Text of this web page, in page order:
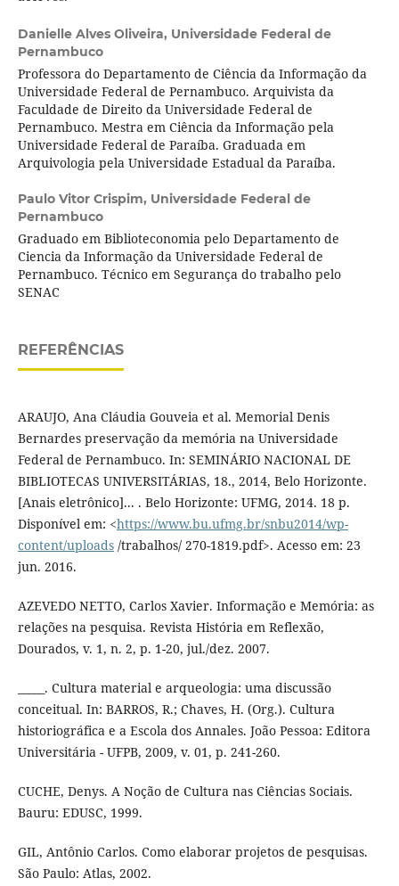
Danielle Alves Oliveira, Universidade Federal de
Pernambuco
Professora do Departamento de Ciência da Informação da
Universidade Federal de Pernambuco. Arquivista da
Faculdade de Direito da Universidade Federal de
Pernambuco. Mestra em Ciência da Informação pela
Universidade Federal de Paraíba. Graduada em
Arquivologia pela Universidade Estadual da Paraíba.
Paulo Vitor Crispim, Universidade Federal de
Pernambuco
Graduado em Biblioteconomia pelo Departamento de
Ciencia da Informação da Universidade Federal de
Pernambuco. Técnico em Segurança do trabalho pelo
SENAC
REFERÊNCIAS
ARAUJO, Ana Cláudia Gouveia et al. Memorial Denis
Bernardes preservação da memória na Universidade
Federal de Pernambuco. In: SEMINÁRIO NACIONAL DE
BIBLIOTECAS UNIVERSITÁRIAS, 18., 2014, Belo Horizonte.
[Anais eletrônico]... . Belo Horizonte: UFMG, 2014. 18 p.
Disponível em: <https://www.bu.ufmg.br/snbu2014/wp-
content/uploads/trabalhos/ 270-1819.pdf>. Acesso em: 23
jun. 2016.
AZEVEDO NETTO, Carlos Xavier. Informação e Memória: as
relações na pesquisa. Revista História em Reflexão,
Dourados, v. 1, n. 2, p. 1-20, jul./dez. 2007.
_____. Cultura material e arqueologia: uma discussão
conceitual. In: BARROS, R.; Chaves, H. (Org.). Cultura
historiográfica e a Escola dos Annales. João Pessoa: Editora
Universitária - UFPB, 2009, v. 01, p. 241-260.
CUCHE, Denys. A Noção de Cultura nas Ciências Sociais.
Bauru: EDUSC, 1999.
GIL, Antônio Carlos. Como elaborar projetos de pesquisas.
São Paulo: Atlas, 2002.